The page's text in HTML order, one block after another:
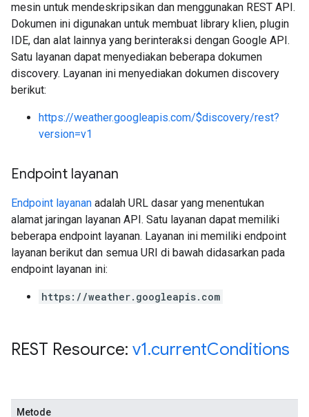
mesin untuk mendeskripsikan dan menggunakan REST API.
Dokumen ini digunakan untuk membuat library klien, plugin
IDE, dan alat lainnya yang berinteraksi dengan Google API.
Satu layanan dapat menyediakan beberapa dokumen
discovery. Layanan ini menyediakan dokumen discovery
berikut:
https://weather.googleapis.com/$discovery/rest?
version=v1
Endpoint layanan
Endpoint layanan adalah URL dasar yang menentukan
alamat jaringan layanan API. Satu layanan dapat memiliki
beberapa endpoint layanan. Layanan ini memiliki endpoint
layanan berikut dan semua URI di bawah didasarkan pada
endpoint layanan ini:
https://weather.googleapis.com
REST Resource: v1.currentConditions
Metode